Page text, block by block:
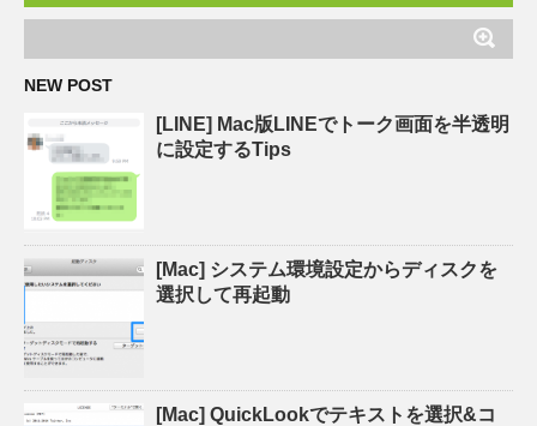
NEW POST
[LINE] Mac版LINEでトーク画面を半透明
に設定するTips
[Mac] システム環境設定からディスクを
選択して再起動
[Mac] QuickLookでテキストを選択&コ